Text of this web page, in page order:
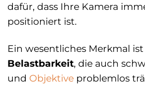
dafür, dass Ihre Kamera
positioniert ist.
Ein wesentliches Merkmal
Belastbarkeit, die auch
und Objektive problemlos